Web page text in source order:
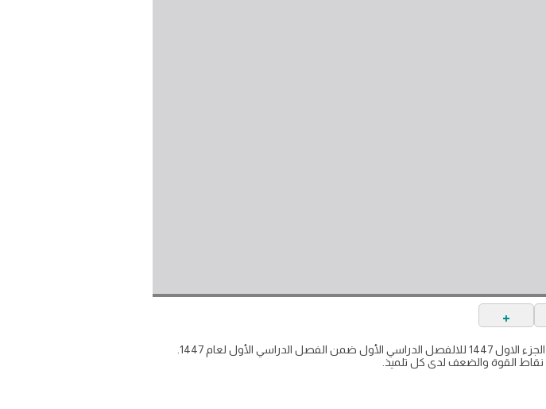
+
نقدّم في هذا الملف مجموعة نماذج اختبار تشخيصي في مادة دراسات اسلامية رابع الجزء الاول 1447 للالفصل الدراسي الأول ضمن الفصل الدراسي الأول لعام 1447.
القوة والضعف لدى كل تلميذ.